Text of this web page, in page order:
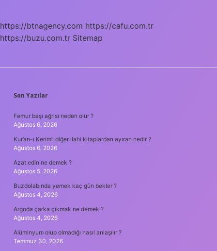
https://btnagency.com https://cafu.com.tr
https://buzu.com.tr Sitemap
SIDEBAR
Son Yazılar
Femur başı ağrısı neden olur ?
Ağustos 6, 2026
Kur’an-ı Kerim’i diğer ilahi kitaplardan ayıran nedir ?
Ağustos 6, 2026
Azat edin ne demek ?
Ağustos 5, 2026
Buzdolabında yemek kaç gün bekler ?
Ağustos 4, 2026
Argoda çarka çıkmak ne demek ?
Ağustos 4, 2026
Alüminyum olup olmadığı nasıl anlaşılır ?
Temmuz 30, 2026